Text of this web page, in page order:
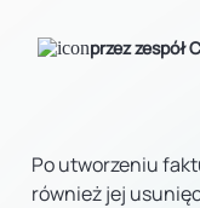
przez zespół
Po utworzeniu
również jej